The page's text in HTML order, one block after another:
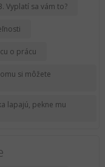
Vyplatí sa vám to?
o prácu
si môžete
lapajú, pekne mu